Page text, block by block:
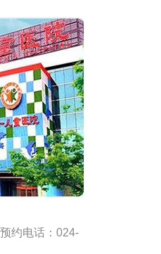
约电话：024-